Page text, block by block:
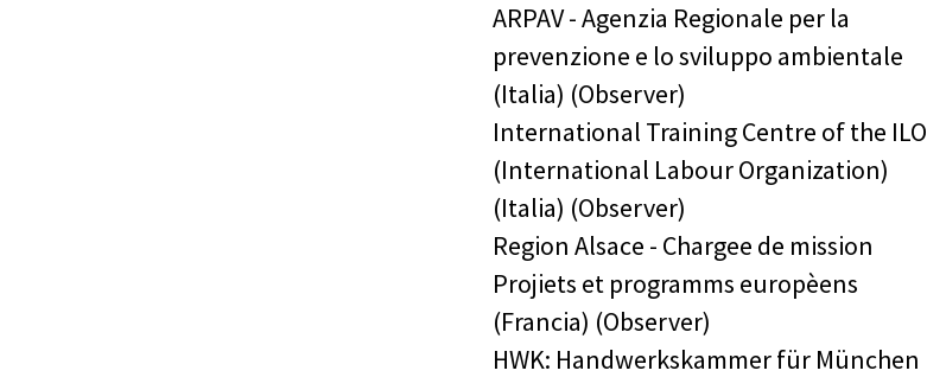
ARPAV - Agenzia Regionale per la
prevenzione e lo sviluppo ambientale
(Italia) (Observer)
International Training Centre of the ILO
(International Labour Organization)
(Italia) (Observer)
Region Alsace - Chargee de mission
Projiets et programms europèens
(Francia) (Observer)
HWK: Handwerkskammer für München